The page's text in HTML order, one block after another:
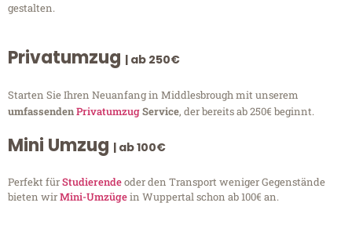
gestalten.
Privatumzug | ab 250€
Starten Sie Ihren Neuanfang in Middlesbrough mit unserem
umfassendenPrivatumzugService, der bereits ab 250€ beginnt.
Mini Umzug | ab 100€
Perfekt fürStudierendeoder den Transport weniger Gegenstände
bieten wirMini-Umzügein Wuppertal schon ab 100€ an.